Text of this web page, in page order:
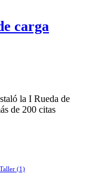
carga
la I Rueda de
de 200 citas
Taller (1)